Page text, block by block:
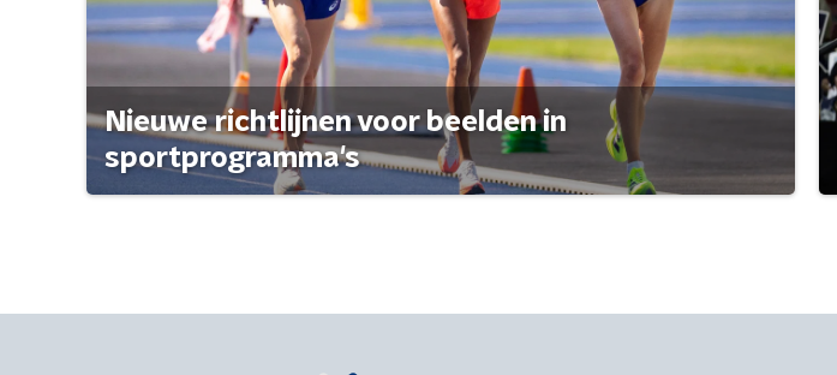
Nieuwe richtlijnen voor beelden in
sportprogramma's